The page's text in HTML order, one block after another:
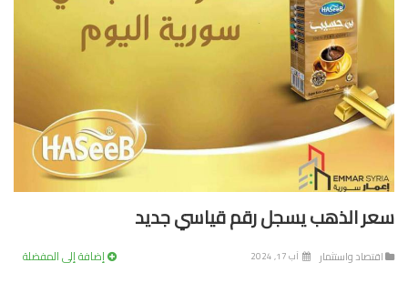
الذهب يسجل رقم قياسي جديد
واستثمار آب 17, 2024 إضافة إلى المفضلة